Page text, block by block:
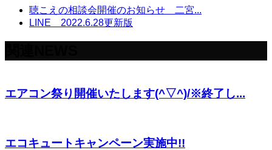
聴こえの相談会開催のお知らせ 二宮...
LINE 2022.6.28更新版
エアコン祭り開催いたします(^▽^)/※終了し...
エコキュートキャンペーン実施中!!